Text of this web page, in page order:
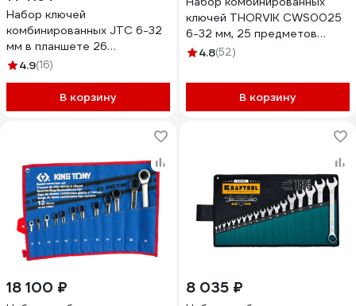
Набор ключей
комбинированных JTC 6-32
мм в планшете 26
предметов, AE2426S 673359
4.9(16)
В корзину
ключей THORVIK CWS0025
6-32 мм, 25 предметов
52049
4.8(52)
В корзину
18 100 ₽ 8 035 ₽